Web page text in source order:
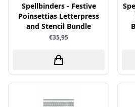
Canvas
Die Cuts
Pan Pastel
Potloden
Workshop
Hobbydots
HobbyFun
Hobbyzine
Jalekro
schudmateriaal
Scrappapier
Shiny details
Specialties
Stickers
Spellbinders - Festive
Poinsettias Letterpress
and Stencil Bundle
€35,95